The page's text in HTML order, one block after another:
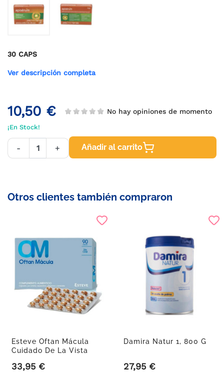
30 CAPS
Ver descripción completa
10,50 € No hay opiniones de momento
¡En Stock!
- + Añadir al carrito
Otros clientes también compraron
Esteve Oftan Mácula
Cuidado De La Vista
Precio
33,95 €
Damira Natur 1, 800 G
Precio
27,95 €